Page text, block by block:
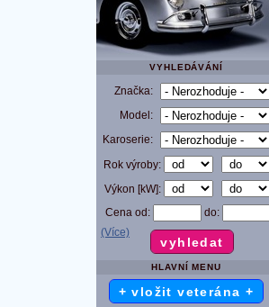
VYHLEDÁVÁNÍ
Značka:
Model:
Karoserie:
Rok výroby:
Výkon [kW]:
Cena od:
do:
(Více)
HLAVNÍ MENU
+ vložit veterána +